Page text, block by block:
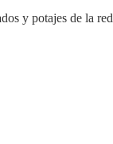
y potajes de la red